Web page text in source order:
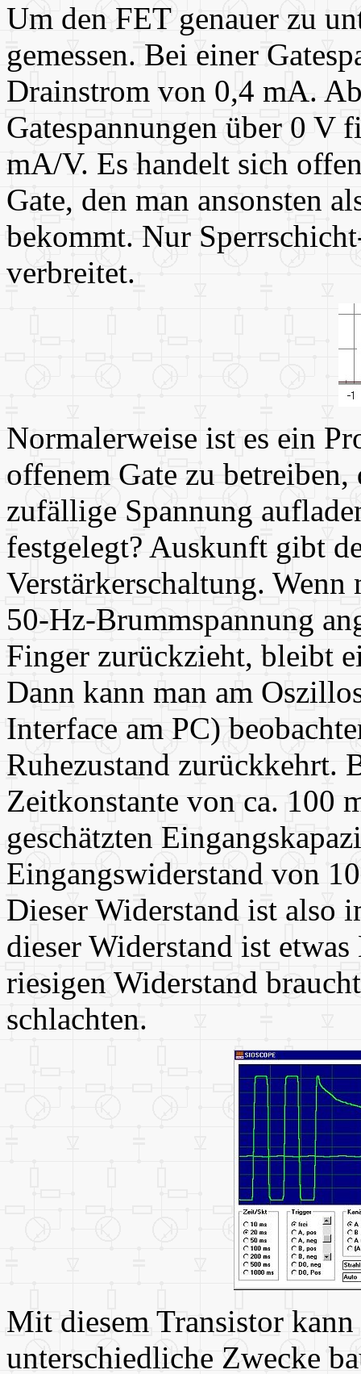
Um den FET genauer zu
gemessen. Bei einer
Drainstrom von 0,4 mA.
Gatespannungen über 0 V
mA/V. Es handelt sich
Gate, den man ansonsten
bekommt. Nur
verbreitet.
Normalerweise ist es ein
offenem Gate zu
zufällige Spannung
festgelegt? Auskunft gibt
Verstärkerschaltung.
50-Hz-Brummspannung
Finger zurückzieht, bleibt
Dann kann man am
Interface am PC)
Ruhezustand zurückkehrt.
Zeitkonstante von ca. 100
geschätzten
Eingangswiderstand von
Dieser Widerstand ist also
dieser Widerstand ist
riesigen Widerstand
schlachten.
Mit diesem Transistor
unterschiedliche Zwecke